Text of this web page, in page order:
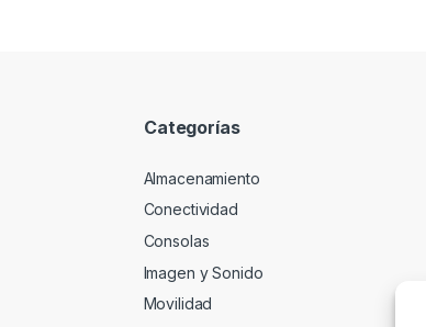
Categorías
Almacenamiento
Conectividad
Consolas
Imagen y Sonido
Movilidad